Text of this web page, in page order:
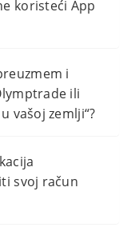
koristeći App
i
ili
vašoj zemlji“?
svoj račun